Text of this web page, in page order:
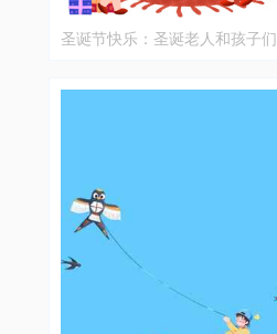
圣诞节快乐：圣诞老人和孩子们